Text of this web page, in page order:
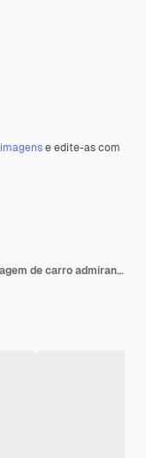
e edite-as com
Vista lateral de um homem em uma viagem de carro admirando a vista e o sol